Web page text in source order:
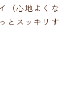
（心地よくな
とスッキリす